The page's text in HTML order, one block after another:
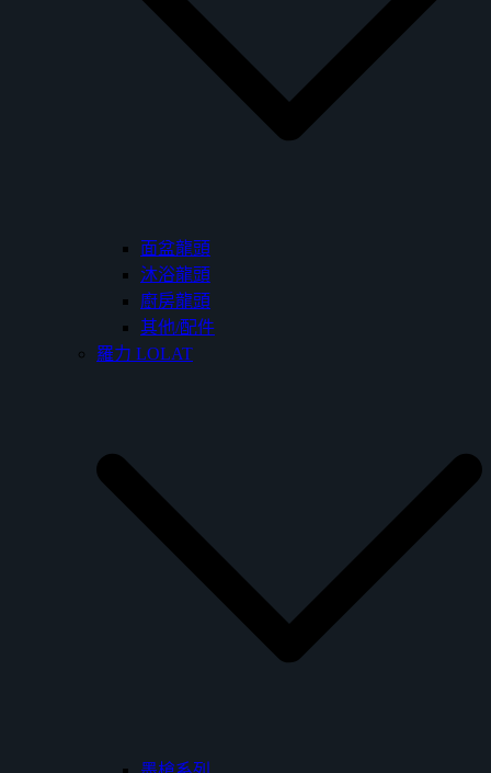
面盆龍頭
沐浴龍頭
廚房龍頭
其他/配件
羅力 LOLAT